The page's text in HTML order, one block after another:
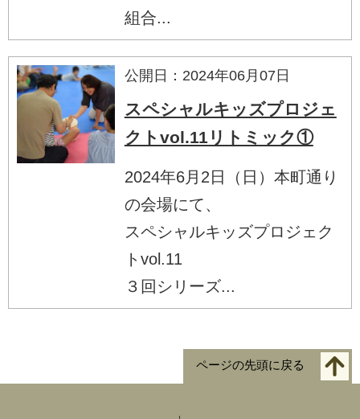
組合...
公開日：2024年06月07日
スペシャルキッズプロジェ
クトvol.11リトミック①
2024年6月2日（日）本町通り
の会場にて、
スペシャルキッズプロジェク
トvol.11
３回シリーズ...
ページの先頭に戻る